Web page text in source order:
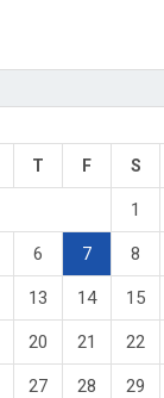
T F S
1
6 7 8
13 14 15
20 21 22
27 28 29